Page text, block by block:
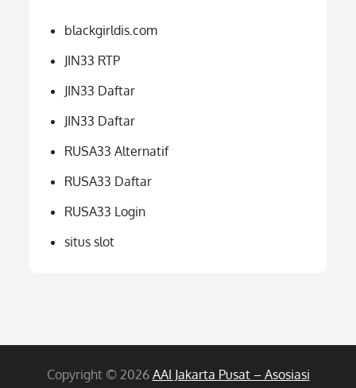
blackgirldis.com
JIN33 RTP
JIN33 Daftar
JIN33 Daftar
RUSA33 Alternatif
RUSA33 Daftar
RUSA33 Login
situs slot
Copyright © 2026 AAI Jakarta Pusat – Asosiasi